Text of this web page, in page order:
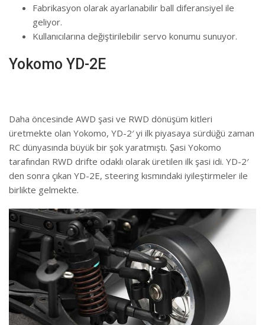
Fabrikasyon olarak ayarlanabilir ball diferansiyel ile
geliyor.
Kullanıcılarına değiştirilebilir servo konumu sunuyor.
Yokomo YD-2E
Daha öncesinde AWD şasi ve RWD dönüşüm kitleri
üretmekte olan Yokomo, YD-2′ yi ilk piyasaya sürdüğü zaman
RC dünyasında büyük bir şok yaratmıştı. Şasi Yokomo
tarafından RWD drifte odaklı olarak üretilen ilk şasi idi. YD-2′
den sonra çıkan YD-2E, steering kısmındaki iyileştirmeler ile
birlikte gelmekte.